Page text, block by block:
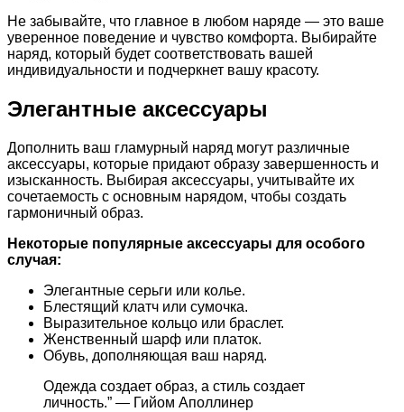
Не забывайте, что главное в любом наряде — это ваше
уверенное поведение и чувство комфорта. Выбирайте
наряд, который будет соответствовать вашей
индивидуальности и подчеркнет вашу красоту.
Элегантные аксессуары
Дополнить ваш гламурный наряд могут различные
аксессуары, которые придают образу завершенность и
изысканность. Выбирая аксессуары, учитывайте их
сочетаемость с основным нарядом, чтобы создать
гармоничный образ.
Некоторые популярные аксессуары для особого
случая:
Элегантные серьги или колье.
Блестящий клатч или сумочка.
Выразительное кольцо или браслет.
Женственный шарф или платок.
Обувь, дополняющая ваш наряд.
Одежда создает образ, а стиль создает
личность.” — Гийом Аполлинер